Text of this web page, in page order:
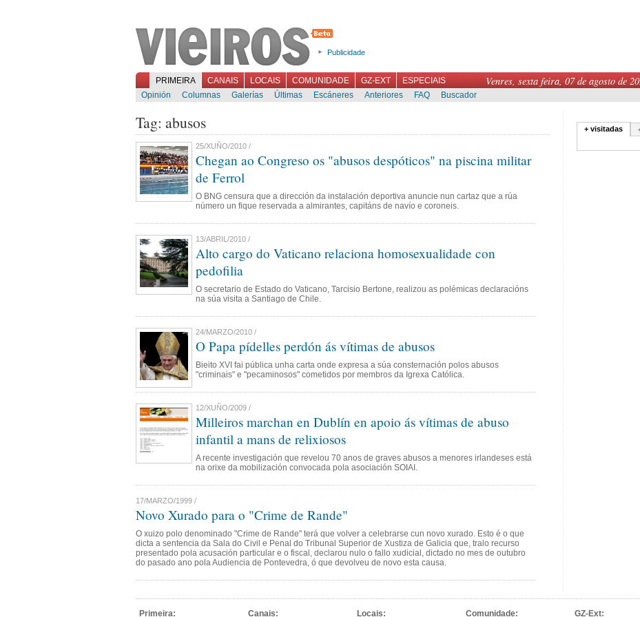
Publicidade
Venres, sexta feira, 07 de agosto de
PRIMEIRA CANAIS LOCAIS COMUNIDADE GZ-EXT
ESPECIAIS
Opinión
Columnas Galerías Últimas Escáneres Anteriores FAQ Buscador
Tag: abusos
25/XUÑO/2010 /
Chegan ao Congreso os "abusos despóticos" na piscina militar
de Ferrol
O BNG censura que a dirección da instalación deportiva anuncie nun cartaz que a rúa
número un fique reservada a almirantes, capitáns de navío e coroneis.
13/ABRIL/2010 /
Alto cargo do Vaticano relaciona homosexualidade con
pedofilia
O secretario de Estado do Vaticano, Tarcisio Bertone, realizou as polémicas declaracións
na súa visita a Santiago de Chile.
24/MARZO/2010 /
O Papa pídelles perdón ás vítimas de abusos
Bieito XVI fai pública unha carta onde expresa a súa consternación polos abusos
"criminais" e "pecaminosos" cometidos por membros da Igrexa Católica.
12/XUÑO/2009 /
Milleiros marchan en Dublín en apoio ás vítimas de abuso
infantil a mans de relixiosos
A recente investigación que revelou 70 anos de graves abusos a menores irlandeses está
na orixe da mobilización convocada pola asociación SOIAI.
17/MARZO/1999 /
Novo Xurado para o "Crime de Rande"
O xuizo polo denominado "Crime de Rande" terá que volver a celebrarse cun novo xurado. Esto é o que
dicta a sentencia da Sala do Civil e Penal do Tribunal Superior de Xustiza de Galicia que, tralo recurso
presentado pola acusación particular e o fiscal, declarou nulo o fallo xudicial, dictado no mes de outubro
do pasado ano pola Audiencia de Pontevedra, ó que devolveu de novo esta causa.
+ visitadas
Primeira: Canais: Locais: Comunidade: GZ-Ext: